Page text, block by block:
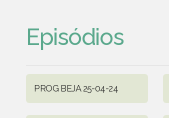
Episódios
PROG BEJA 25-04-24